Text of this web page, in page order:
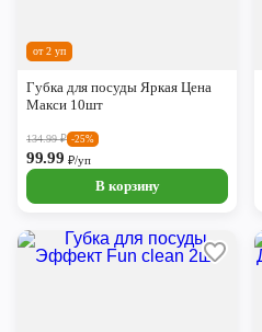
от 2 уп
Губка для посуды Яркая Цена
Макси 10шт
134.99₽ -25%
99.99₽/уп
В корзину